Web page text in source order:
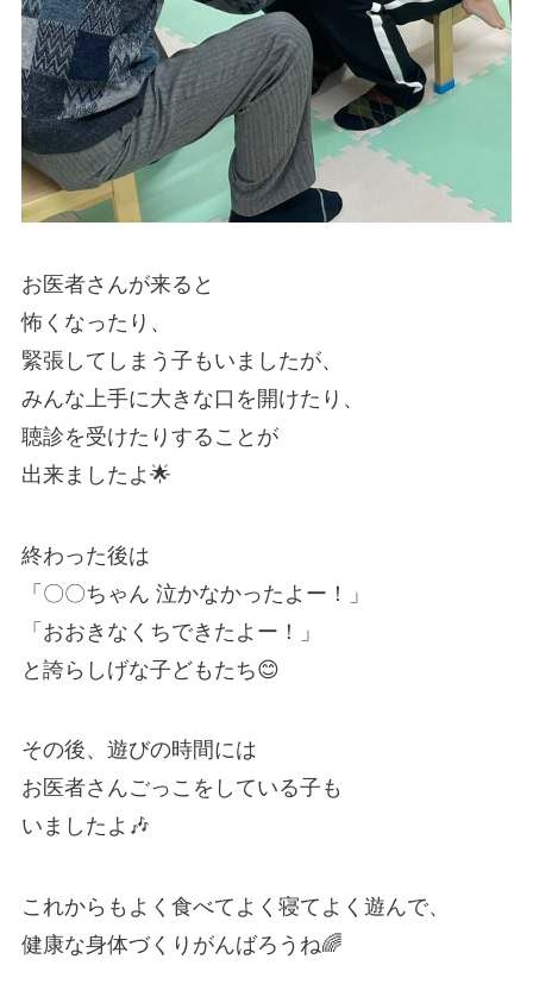
お医者さんが来ると
怖くなったり、
緊張してしまう子もいましたが、
みんな上手に大きな口を開けたり、
聴診を受けたりすることが
出来ましたよ🌟
終わった後は
「〇〇ちゃん 泣かなかったよー！」
「おおきなくちできたよー！」
と誇らしげな子どもたち😊
その後、遊びの時間には
お医者さんごっこをしている子も
いましたよ🎶
これからもよく食べてよく寝てよく遊んで、
健康な身体づくりがんばろうね🌈